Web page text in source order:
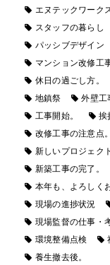
エヌテックワーク
スタッフの暮らし
パッシブデザイン
マンション改修工
休日の過ごし方。
地鎮祭
外壁工
工事開始。
挨
改修工事の注意点。
新しいプロジェク
新築工事の完了。
本年も、よろしく
現場の進捗状況
現場監督の仕事・
環境整備点検
養生撤去後。